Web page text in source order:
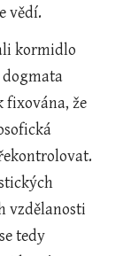
vědí.
kormidlo
fixována, že
vzdělanosti
tedy